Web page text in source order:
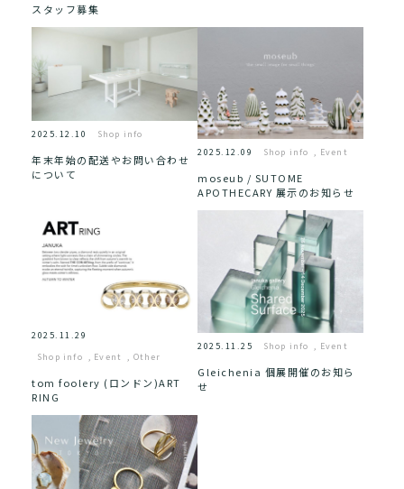
スタッフ募集
2025.12.10 Shop info
年末年始の配送やお問い合わせ
について
2025.12.09 Shop info , Event
moseub / SUTOME
APOTHECARY 展示のお知らせ
2025.11.29
Shop info
, Event , Other
tom foolery (ロンドン)ART
RING
2025.11.25 Shop info Event
Gleichenia 個展開催のお知ら
せ